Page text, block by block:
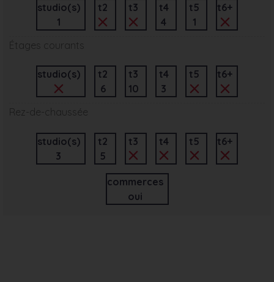
studio(s)
1
t2 t3
t4
4
t5
1
t6+
Étages courants
studio(s)
t2
6
t3
10
t4
3
t5 t6+
Rez-de-chaussée
studio(s)
3
t2
5
t3 t4 t5 t6+
commerces
oui